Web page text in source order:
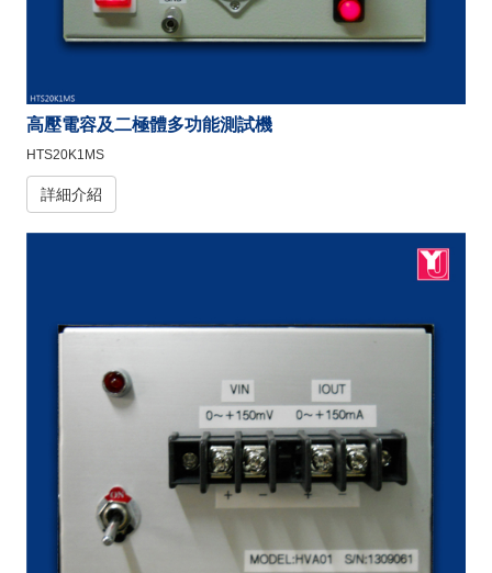
高壓電容及二極體多功能測試機
HTS20K1MS
詳細介紹